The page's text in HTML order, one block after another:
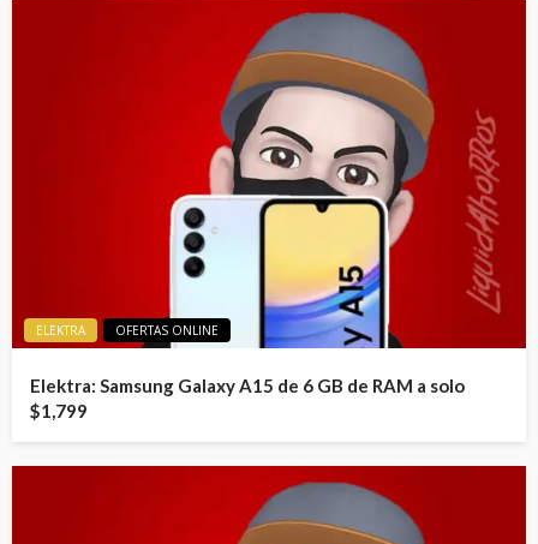
ELEKTRA OFERTAS ONLINE
Elektra: Samsung Galaxy A15 de 6 GB de RAM a solo
$1,799